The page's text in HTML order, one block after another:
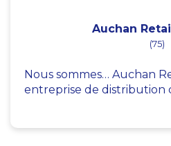
Auchan
(75)
Nous sommes… Auchan
entreprise de distribution